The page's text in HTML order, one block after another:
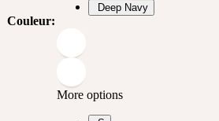
Couleur:
Deep Navy
More options